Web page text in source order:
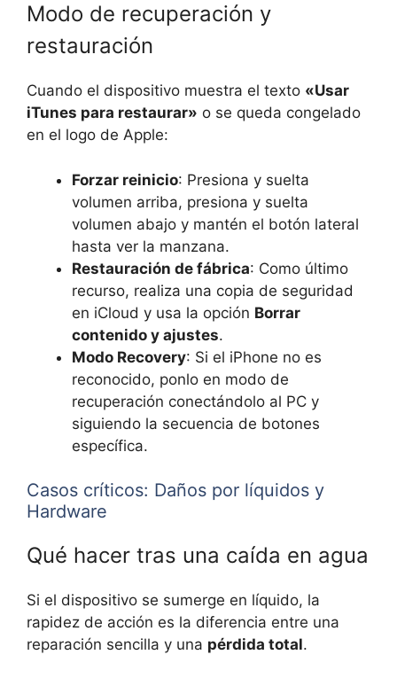
Modo de recuperación y
restauración
Cuando el dispositivo muestra el texto «Usar
iTunes para restaurar» o se queda congelado
en el logo de Apple:
Forzar reinicio: Presiona y suelta
volumen arriba, presiona y suelta
volumen abajo y mantén el botón lateral
hasta ver la manzana.
Restauración de fábrica: Como último
recurso, realiza una copia de seguridad
en iCloud y usa la opción Borrar
contenido y ajustes.
Modo Recovery: Si el iPhone no es
reconocido, ponlo en modo de
recuperación conectándolo al PC y
siguiendo la secuencia de botones
específica.
Casos críticos: Daños por líquidos y
Hardware
Qué hacer tras una caída en agua
Si el dispositivo se sumerge en líquido, la
rapidez de acción es la diferencia entre una
reparación sencilla y una pérdida total.